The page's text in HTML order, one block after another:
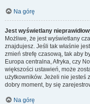
Na górę
Jest wyświetlany
Możliwe, że jest wyświetlany
znajdujesz. Jeśli tak właśnie
zmień strefę czasową, tak aby
Europa centralna, Afryka, czy
większości ustawień, może
użytkowników. Jeżeli nie jesteś
dobry moment, by się
Na górę